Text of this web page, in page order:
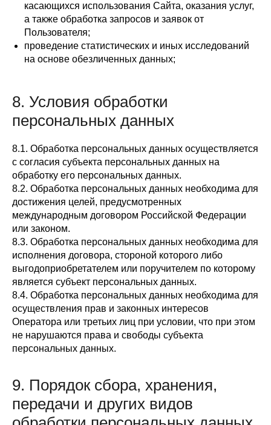
касающихся использования Сайта, оказания услуг,
а также обработка запросов и заявок от
Пользователя;
проведение статистических и иных исследований
на основе обезличенных данных;
8. Условия обработки
персональных данных
8.1. Обработка персональных данных осуществляется
с согласия субъекта персональных данных на
обработку его персональных данных.
8.2. Обработка персональных данных необходима для
достижения целей, предусмотренных
международным договором Российской Федерации
или законом.
8.3. Обработка персональных данных необходима для
исполнения договора, стороной которого либо
выгодоприобретателем или поручителем по которому
является субъект персональных данных.
8.4. Обработка персональных данных необходима для
осуществления прав и законных интересов
Оператора или третьих лиц при условии, что при этом
не нарушаются права и свободы субъекта
персональных данных.
9. Порядок сбора, хранения,
передачи и других видов